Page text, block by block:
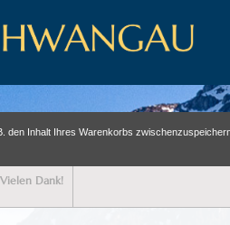
den Inhalt Ihres Warenkorbs
Vielen Dank!